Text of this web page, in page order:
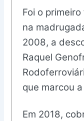
Foi o
na
2008, a
Raquel
que marcou
Em 2018,